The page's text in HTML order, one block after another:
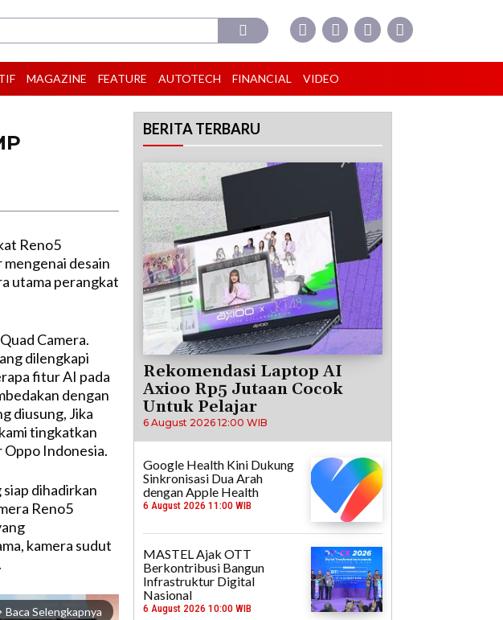
MAGAZINE FEATURE AUTOTECH FINANCIAL VIDEO
Reno5
desain
utama perangkat
Camera.
dilengkapi
fitur AI pada
dengan
diusung, Jika
tingkatkan
Oppo Indonesia.
dihadirkan
Reno5
kamera sudut
Baca Selengkapnya
BERITA TERBARU
Rekomendasi Laptop AI
Axioo Rp5 Jutaan Cocok
Untuk Pelajar
6 August 2026 12:00 WIB
Google Health Kini Dukung
Sinkronisasi Dua Arah
dengan Apple Health
6 August 2026 11:00 WIB
MASTEL Ajak OTT
Berkontribusi Bangun
Infrastruktur Digital
Nasional
6 August 2026 10:00 WIB